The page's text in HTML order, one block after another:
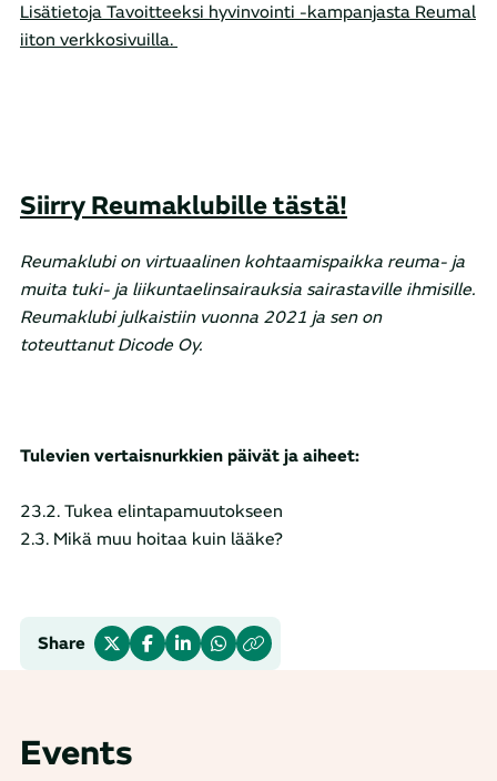
Lisätietoja Tavoitteeksi hyvinvointi -kampanjasta Reumal
iiton verkkosivuilla.
Siirry Reumaklubille tästä!
Reumaklubi on virtuaalinen kohtaamispaikka reuma- ja
muita tuki- ja liikuntaelinsairauksia sairastaville ihmisille.
Reumaklubi julkaistiin vuonna 2021 ja sen on
toteuttanut Dicode Oy.
Tulevien vertaisnurkkien päivät ja aiheet:
23.2. Tukea elintapamuutokseen
2.3. Mikä muu hoitaa kuin lääke?
Share
Events